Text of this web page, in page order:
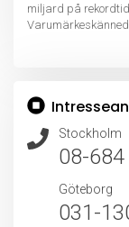
miljard på
Stockholm
08-
Göteborg
031-